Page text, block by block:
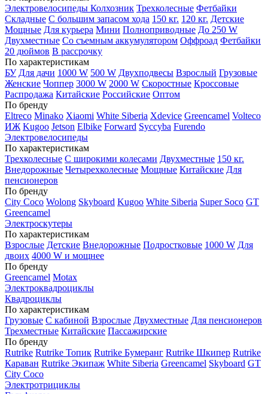
Электровелосипеды Колхозник Трехколесные Фетбайки
Складные С большим запасом хода 150 кг. 120 кг. Детские
Мощные Для курьера Мини Полноприводные До 250 W
Двухместные Со съемным аккумулятором Оффроад Фетбайки
20 дюймов В рассрочку
По характеристикам
БУ Для дачи 1000 W 500 W Двухподвесы Взрослый Грузовые
Женские Чоппер 3000 W 2000 W Скоростные Кроссовые
Распродажа Китайские Российские Оптом
По бренду
Eltreco Minako Xiaomi White Siberia Xdevice Greencamel Volteco
ИЖ Kugoo Jetson Elbike Forward Syccyba Furendo
Электровелосипеды
По характеристикам
Трехколесные С широкими колесами Двухместные 150 кг.
Внедорожные Четырехколесные Мощные Китайские Для
пенсионеров
По бренду
City Coco Wolong Skyboard Kugoo White Siberia Super Soco GT
Greencamel
Электроскутеры
По характеристикам
Взрослые Детские Внедорожные Подростковые 1000 W Для
двоих 4000 W и мощнее
По бренду
Greencamel Motax
Электроквадроциклы
Квадроциклы
По характеристикам
Грузовые С кабиной Взрослые Двухместные Для пенсионеров
Трехместные Китайские Пассажирские
По бренду
Rutrike Rutrike Топик Rutrike Бумеранг Rutrike Шкипер Rutrike
Караван Rutrike Экипаж White Siberia Greencamel Skyboard GT
City Coco
Электротрициклы